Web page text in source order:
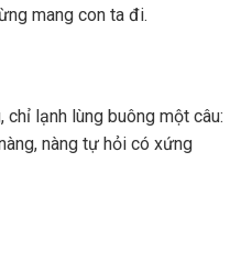
mang con ta đi.
lạnh lùng buông một câu:
nàng tự hỏi có xứng